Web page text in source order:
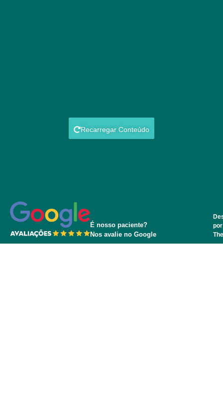
Recarregar Conteúdo
É nosso paciente?
Nos avalie no Google
por